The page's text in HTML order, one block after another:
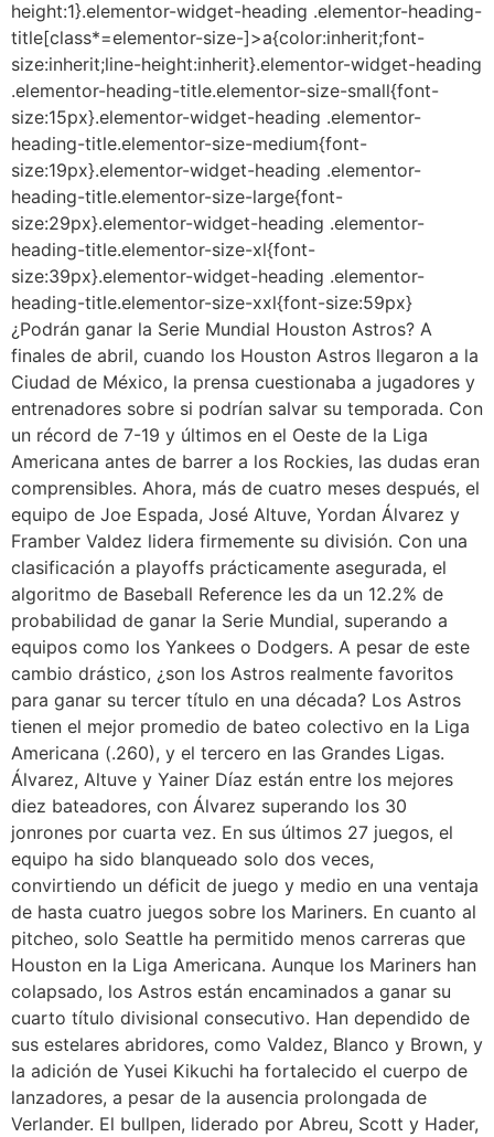
height:1}.elementor-widget-heading .elementor-heading-
title[class*=elementor-size-]>a{color:inherit;font-
size:inherit;line-height:inherit}.elementor-widget-heading
.elementor-heading-title.elementor-size-small{font-
size:15px}.elementor-widget-heading .elementor-
heading-title.elementor-size-medium{font-
size:19px}.elementor-widget-heading .elementor-
heading-title.elementor-size-large{font-
size:29px}.elementor-widget-heading .elementor-
heading-title.elementor-size-xl{font-
size:39px}.elementor-widget-heading .elementor-
heading-title.elementor-size-xxl{font-size:59px}
¿Podrán ganar la Serie Mundial Houston Astros? A
finales de abril, cuando los Houston Astros llegaron a la
Ciudad de México, la prensa cuestionaba a jugadores y
entrenadores sobre si podrían salvar su temporada. Con
un récord de 7-19 y últimos en el Oeste de la Liga
Americana antes de barrer a los Rockies, las dudas eran
comprensibles. Ahora, más de cuatro meses después, el
equipo de Joe Espada, José Altuve, Yordan Álvarez y
Framber Valdez lidera firmemente su división. Con una
clasificación a playoffs prácticamente asegurada, el
algoritmo de Baseball Reference les da un 12.2% de
probabilidad de ganar la Serie Mundial, superando a
equipos como los Yankees o Dodgers. A pesar de este
cambio drástico, ¿son los Astros realmente favoritos
para ganar su tercer título en una década? Los Astros
tienen el mejor promedio de bateo colectivo en la Liga
Americana (.260), y el tercero en las Grandes Ligas.
Álvarez, Altuve y Yainer Díaz están entre los mejores
diez bateadores, con Álvarez superando los 30
jonrones por cuarta vez. En sus últimos 27 juegos, el
equipo ha sido blanqueado solo dos veces,
convirtiendo un déficit de juego y medio en una ventaja
de hasta cuatro juegos sobre los Mariners. En cuanto al
pitcheo, solo Seattle ha permitido menos carreras que
Houston en la Liga Americana. Aunque los Mariners han
colapsado, los Astros están encaminados a ganar su
cuarto título divisional consecutivo. Han dependido de
sus estelares abridores, como Valdez, Blanco y Brown, y
la adición de Yusei Kikuchi ha fortalecido el cuerpo de
lanzadores, a pesar de la ausencia prolongada de
Verlander. El bullpen, liderado por Abreu, Scott y Hader,